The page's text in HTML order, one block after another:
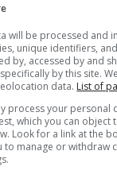
la 600, la
che
Gianni
ma la
morte del
figlio
will be processed and
unique identifiers,
by, accessed by and
by this site.
data. List of
process your personal
which you can object
Look for a link at the
to manage or withdraw